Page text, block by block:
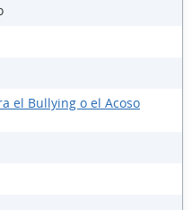
el Bullying o el Acoso